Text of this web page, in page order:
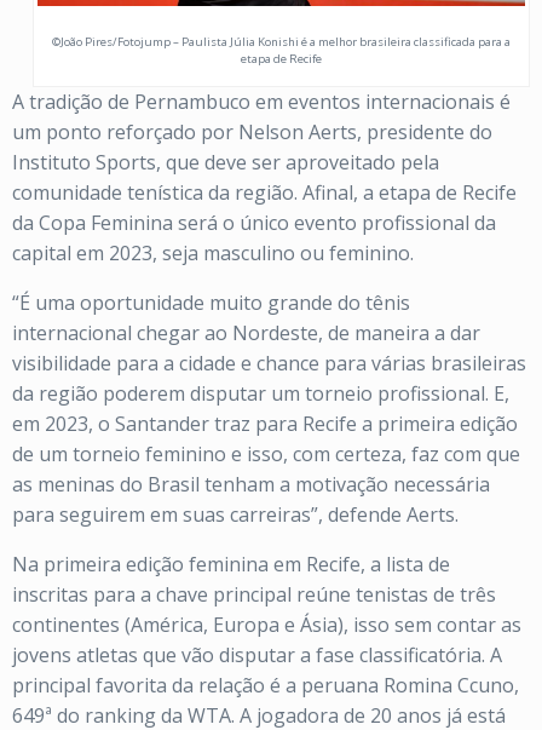
©João Pires/Fotojump – Paulista Júlia Konishi é a melhor brasileira classificada para a
etapa de Recife
A tradição de Pernambuco em eventos internacionais é
um ponto reforçado por Nelson Aerts, presidente do
Instituto Sports, que deve ser aproveitado pela
comunidade tenística da região. Afinal, a etapa de Recife
da Copa Feminina será o único evento profissional da
capital em 2023, seja masculino ou feminino.
“É uma oportunidade muito grande do tênis
internacional chegar ao Nordeste, de maneira a dar
visibilidade para a cidade e chance para várias brasileiras
da região poderem disputar um torneio profissional. E,
em 2023, o Santander traz para Recife a primeira edição
de um torneio feminino e isso, com certeza, faz com que
as meninas do Brasil tenham a motivação necessária
para seguirem em suas carreiras”, defende Aerts.
Na primeira edição feminina em Recife, a lista de
inscritas para a chave principal reúne tenistas de três
continentes (América, Europa e Ásia), isso sem contar as
jovens atletas que vão disputar a fase classificatória. A
principal favorita da relação é a peruana Romina Ccuno,
649ª do ranking da WTA. A jogadora de 20 anos já está